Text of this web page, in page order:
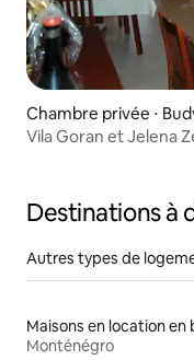
Chambre privée ⋅
Vila Goran et Jelena
Destinations à
Autres types de
Monténégro